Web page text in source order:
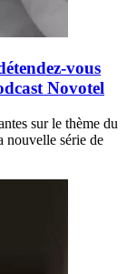
vous
Novotel
sur le thème du
nouvelle série de